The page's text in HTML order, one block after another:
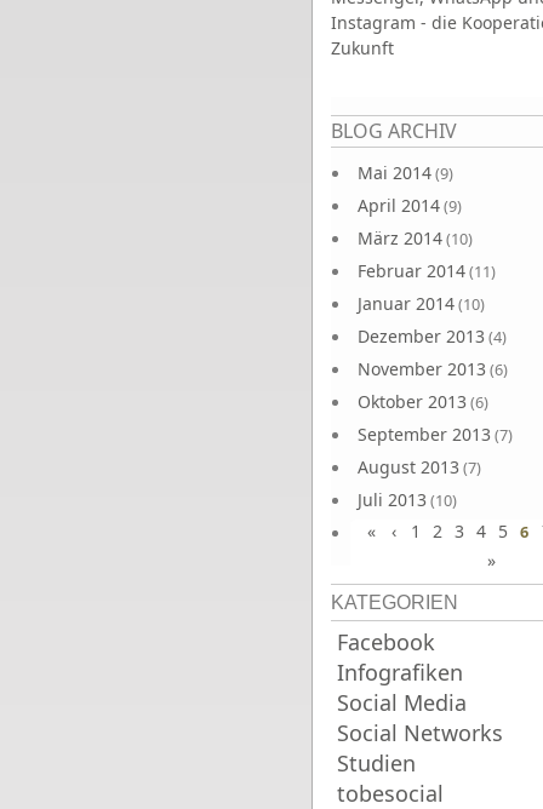
Instagram - die
Zukunft
BLOG ARCHIV
Mai 2014(9)
April 2014(9)
März 2014(10)
Februar 2014(11)
Januar 2014(10)
Dezember 2013 (4)
November 2013 (6)
Oktober 2013 (6)
September 2013 (7)
August 2013 (7)
Juli 2013 (10)
Juni 2013(10)
Seiten
« ‹ 1 2 3 4 5 6
»
KATEGORIEN
Facebook
Infografiken
Social Media
Social Networks
Studien
tobesocial